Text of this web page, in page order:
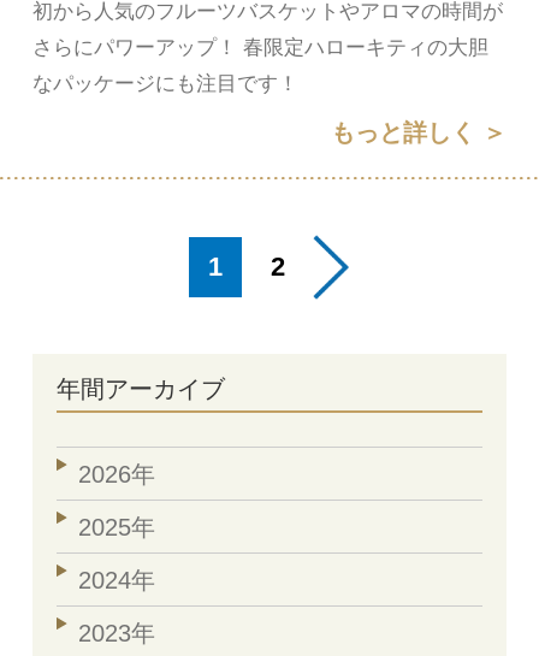
初から人気のフルーツバスケットやアロマの時間が
さらにパワーアップ！ 春限定ハローキティの大胆
なパッケージにも注目です！
もっと詳しく ＞
1 2
年間アーカイブ
2026年
2025年
2024年
2023年